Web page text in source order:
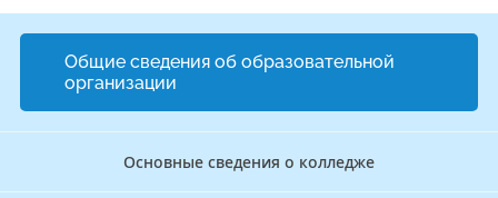
Общие сведения об образовательной
организации
Основные сведения о колледже